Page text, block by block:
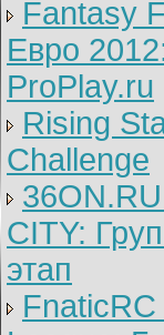
Fantasy
Евро
ProPlay.ru
Rising
Challenge
CITY:
этап
FnaticRC